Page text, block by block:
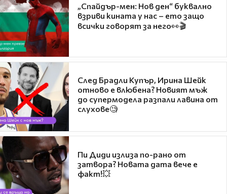
„Спайдър-мен: Нов ден“ буквално
взриви кината у нас – ето защо
всички говорят за него👀🎬
След Брадли Купър, Ирина Шейк
отново е влюбена? Новият мъж
до супермодела разпали лавина от
слухове🧐
Пи Диди излиза по-рано от
затвора? Новата дата вече е
факт!💥